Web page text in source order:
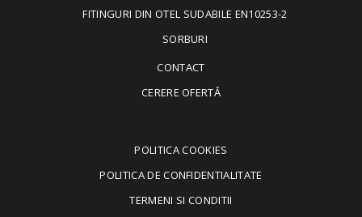
FITINGURI DIN OTEL SUDABILE EN10253-2
SORBURI
CONTACT
CERERE OFERTĂ
POLITICA COOKIES
POLITICA DE CONFIDENTIALITATE
TERMENI SI CONDITII